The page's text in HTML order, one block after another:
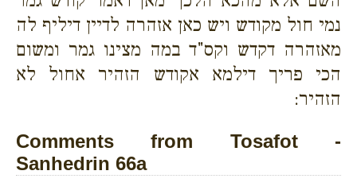
נמי חול מקודש ויש כאן אזהרה לדיין דיליף לה
מאזהרה דקדש וקס"ד במה מצינו גמר ומשום
הכי פריך דילמא אקודש הזהיר אחול לא
הזהיר:
Comments from Tosafot -
Sanhedrin 66a